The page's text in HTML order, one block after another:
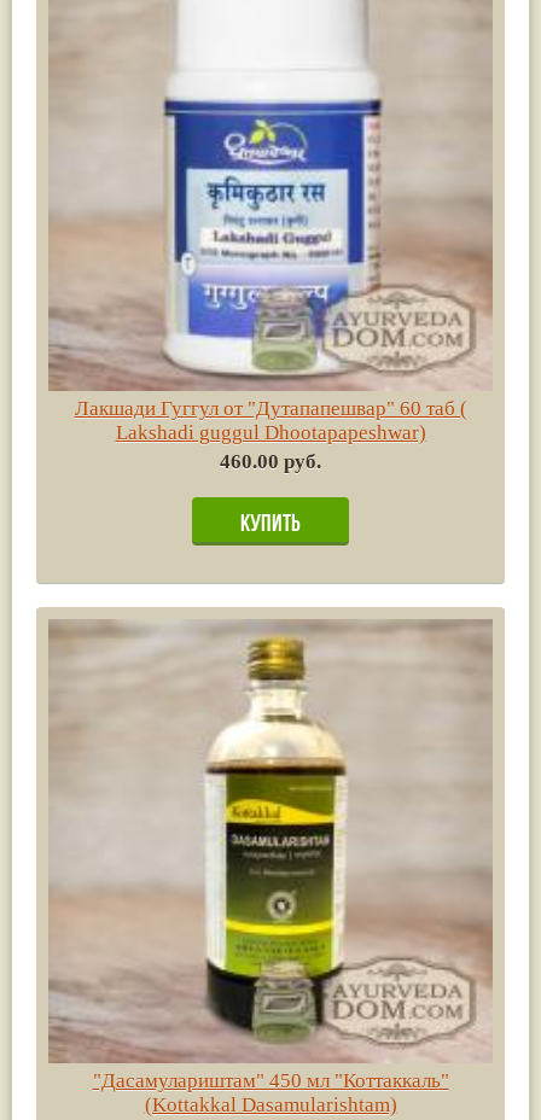
Лакшади Гуггул от "Дутапапешвар" 60 таб (
Lakshadi guggul Dhootapapeshwar)
460.00 руб.
"Дасамулариштам" 450 мл "Коттаккаль"
(Kottakkal Dasamularishtam)